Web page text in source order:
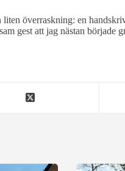
överraskning: en
gest att jag nästan började